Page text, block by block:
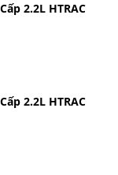
2.2L HTRAC
2.2L HTRAC